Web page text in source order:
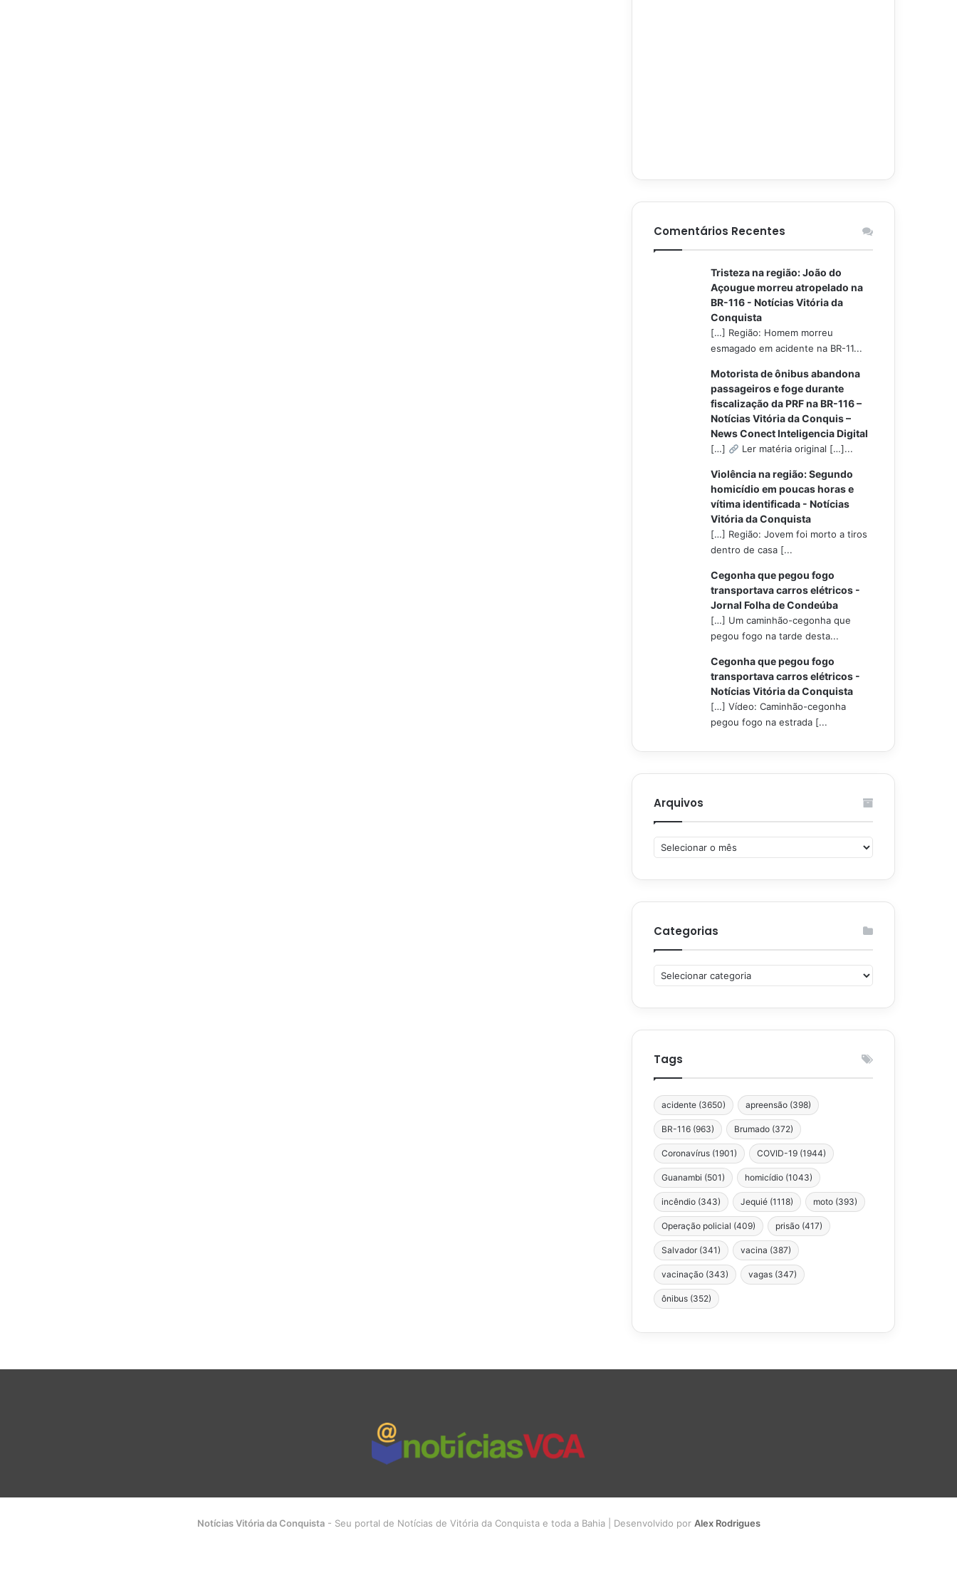
Comentários Recentes
Tristeza na região: João do
Açougue morreu atropelado na
BR-116 - Notícias Vitória da
Conquista
[…] Região: Homem morreu
esmagado em acidente na BR-11...
Motorista de ônibus abandona
passageiros e foge durante
fiscalização da PRF na BR-116 –
Notícias Vitória da Conquis –
News Conect Inteligencia Digital
[…] Ler matéria original […]...
Violência na região: Segundo
homicídio em poucas horas e
vítima identificada - Notícias
Vitória da Conquista
[…] Região: Jovem foi morto a tiros
dentro de casa [...
Cegonha que pegou fogo
transportava carros elétricos -
Jornal Folha de Condeúba
[…] Um caminhão-cegonha que
pegou fogo na tarde desta...
Cegonha que pegou fogo
transportava carros elétricos -
Notícias Vitória da Conquista
[…] Vídeo: Caminhão-cegonha
pegou fogo na estrada [...
Arquivos
Arquivos
Categorias
Categorias
Tags
acidente (3650) apreensão (398)
BR-116 (963) Brumado (372)
Coronavírus (1901) COVID-19 (1944)
Guanambi (501) homicídio (1043)
incêndio (343) Jequié (1118) moto (393)
Operação policial (409) prisão (417)
Salvador (341) vacina (387)
vacinação (343) vagas (347)
ônibus (352)
Notícias Vitória da Conquista- Seu portal de Notícias de Vitória da Conquista e toda a Bahia | Desenvolvido por Alex Rodrigues